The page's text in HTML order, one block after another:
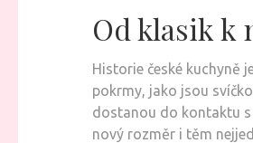
Od klasik k
Historie české kuchyně
pokrmy, jako jsou
dostanou do kontaktu s
nový rozměr i těm